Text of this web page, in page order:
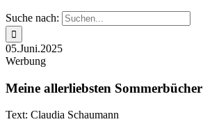
Suche nach:
05.Juni.2025
Werbung
Meine allerliebsten Sommerbücher
Text: Claudia Schaumann